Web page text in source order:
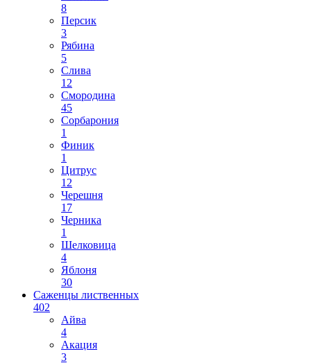
8
Персик
3
Рябина
5
Слива
12
Смородина
45
Сорбарония
1
Финик
1
Цитрус
12
Черешня
17
Черника
1
Шелковица
4
Яблоня
30
Саженцы лиственных
402
Айва
4
Акация
3